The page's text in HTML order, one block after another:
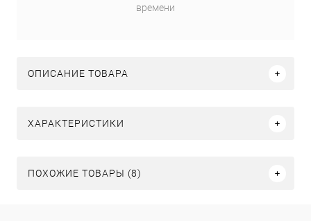
времени
ОПИСАНИЕ ТОВАРА
ХАРАКТЕРИСТИКИ
ПОХОЖИЕ ТОВАРЫ (8)